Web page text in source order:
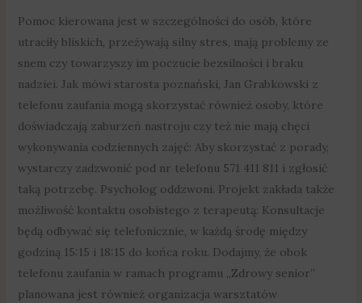
Pomoc kierowana jest w szczególności do osób, które
utraciły bliskich, przeżywają silny stres, mają problemy ze
snem czy towarzyszy im poczucie bezsilności i braku
nadziei. Jak mówi starosta poznański, Jan Grabkowski z
telefonu zaufania mogą skorzystać również osoby, które
doświadczają zaburzeń nastroju czy też nie mają chęci
wykonywania codziennych zajęć: Aby skorzystać z porady,
wystarczy zadzwonić pod nr telefonu 571 411 811 i zgłosić
taką potrzebę. Psycholog oddzwoni. Projekt zakłada także
możliwość kontaktu osobistego z terapeutą: Konsultacje
będą odbywać się telefonicznie, w każdą środę między
godziną 15:15 i 18:15 do końca roku. Dodajmy, że obok
telefonu zaufania w ramach programu „Zdrowy senior”
planowana jest również organizacja warsztatów